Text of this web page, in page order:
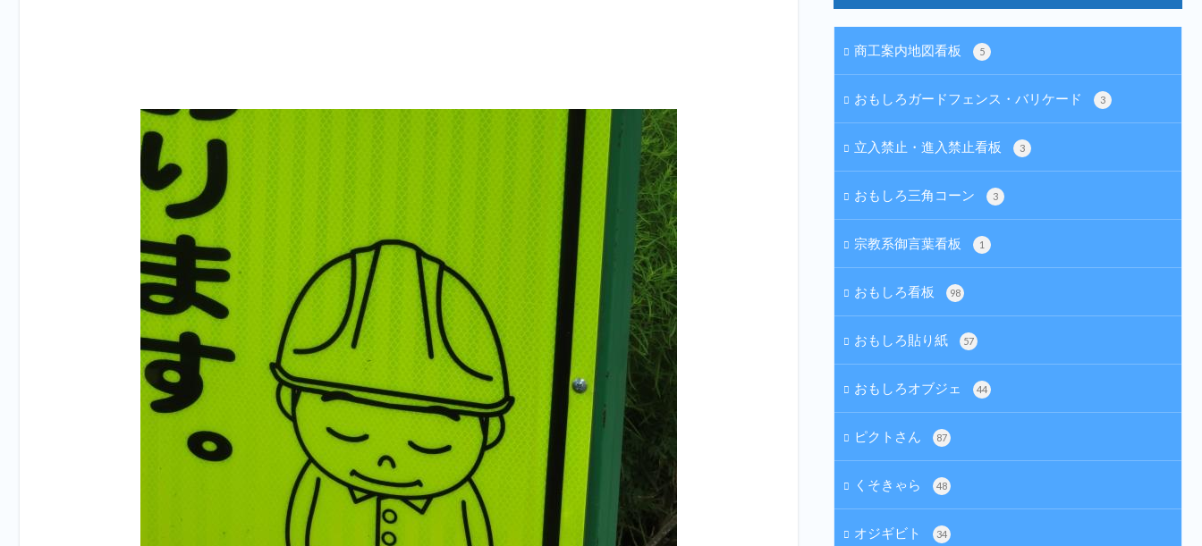
商工案内地図看板 5
おもしろガードフェンス・バリケード 3
立入禁止・進入禁止看板 3
おもしろ三角コーン 3
宗教系御言葉看板 1
おもしろ看板 98
おもしろ貼り紙 57
おもしろオブジェ 44
ピクトさん 87
くそきゃら 48
オジギビト 34